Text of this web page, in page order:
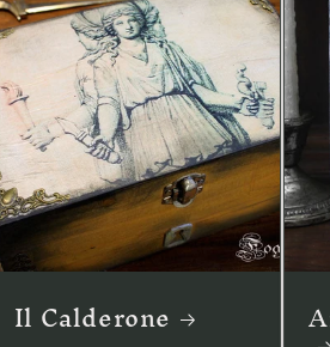
Il Calderone